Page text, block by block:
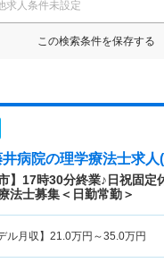
求人条件未設定
この検索条件を保存する
井病院の理学療法士求人
】17時30分終業♪日祝固定
法士募集＜日勤常勤＞
ル月収】 21.0万円～35.0万円